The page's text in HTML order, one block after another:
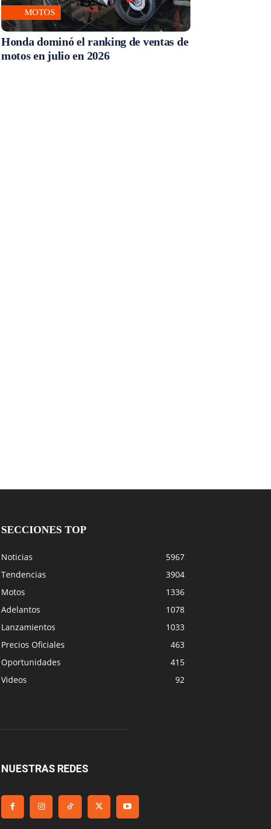
MOTOS
Honda dominó el ranking de ventas de
motos en julio en 2026
SECCIONES TOP
Noticias
5967
Tendencias
3904
Motos
1336
Adelantos
1078
Lanzamientos
1033
Precios Oficiales
463
Oportunidades
415
Videos
92
NUESTRAS REDES